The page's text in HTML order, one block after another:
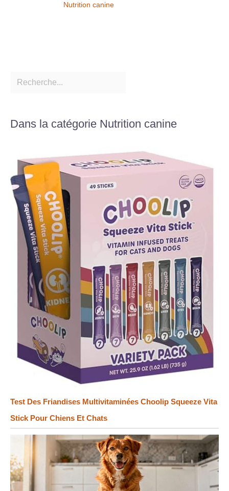
Nutrition canine
Dans la catégorie Nutrition canine
Test Des Friandises Multivitaminées Choolip Squeeze Vita
Stick Pour Chiens Et Chats